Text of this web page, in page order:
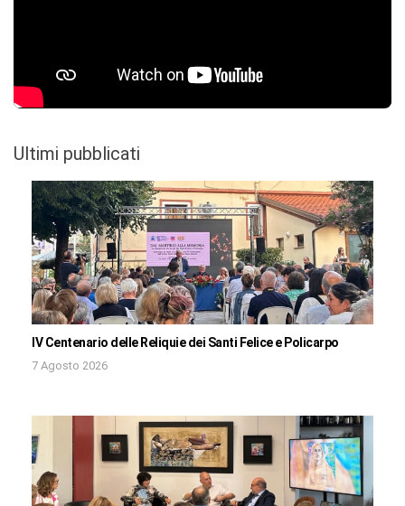
Ultimi pubblicati
IV Centenario delle Reliquie dei Santi Felice e Policarpo
7 Agosto 2026